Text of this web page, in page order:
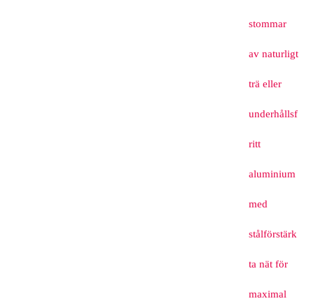
stommar
av naturligt
trä eller
underhållsf
ritt
aluminium
med
stålförstärk
ta nät för
maximal